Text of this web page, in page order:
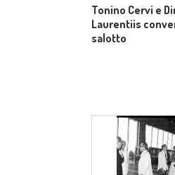
Tonino Cervi e
Laurentiis
salotto